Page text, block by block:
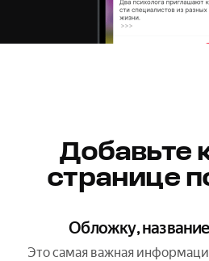
Добавьте
странице
Обложку,
Это самая важная